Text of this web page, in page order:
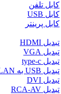
کابل تلفن
کابل USB
کابل پرینتر
تبدیل HDMI
تبدیل VGA
تبدیل type-c
تبدیل USB به LAN
تبدیل DVI
تبدیل RCA-AV